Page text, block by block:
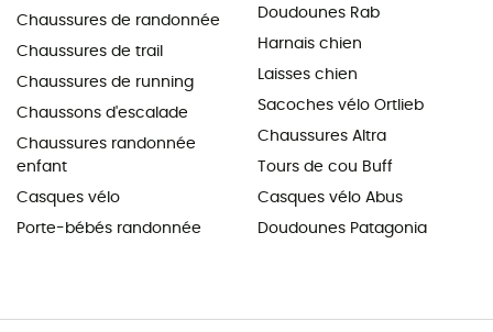
Chaussures de randonnée
Chaussures de trail
Chaussures de running
Chaussons d'escalade
Chaussures randonnée
enfant
Casques vélo
Porte-bébés randonnée
Doudounes Rab
Harnais chien
Laisses chien
Sacoches vélo Ortlieb
Chaussures Altra
Tours de cou Buff
Casques vélo Abus
Doudounes Patagonia